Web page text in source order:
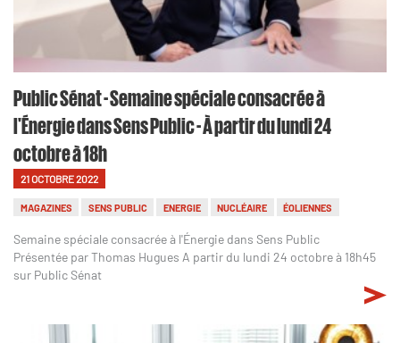
Public Sénat - Semaine spéciale consacrée à
l'Énergie dans Sens Public - À partir du lundi 24
octobre à 18h
21 OCTOBRE 2022
MAGAZINES SENS PUBLIC ENERGIE NUCLÉAIRE ÉOLIENNES
Semaine spéciale consacrée à l'Énergie dans Sens Public
Présentée par Thomas Hugues A partir du lundi 24 octobre à 18h45
sur Public Sénat